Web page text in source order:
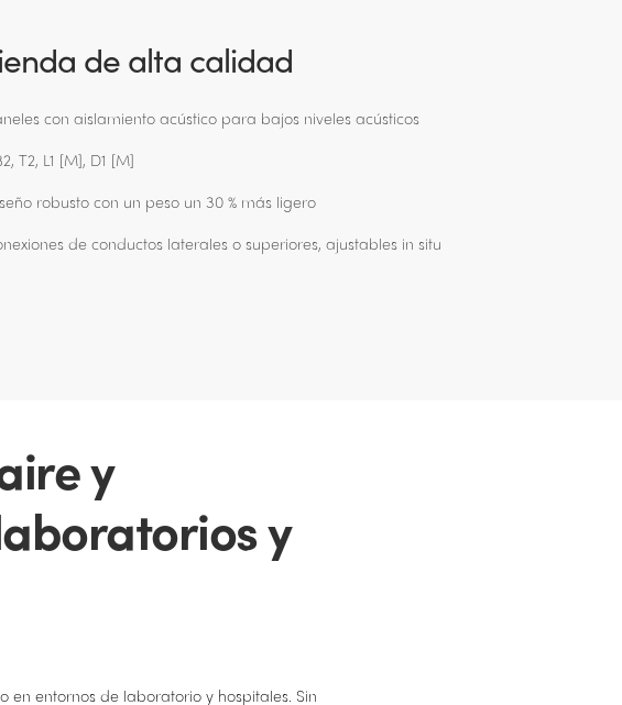
de alta calidad
con aislamiento acústico para bajos niveles acústicos
T2, L1 [M], D1 [M]
robusto con un peso un 30 % más ligero
de conductos laterales o superiores, ajustables in situ
y
y
entornos de laboratorio y hospitales. Sin